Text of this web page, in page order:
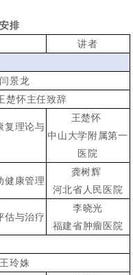
排
讲者
景龙
楚怀主任致辞
复理论与
王楚怀
中山大学附属第一
医院
健康管理
龚树辉
河北省人民医院
估与治疗
李晓光
福建省肿瘤医院
玲姝